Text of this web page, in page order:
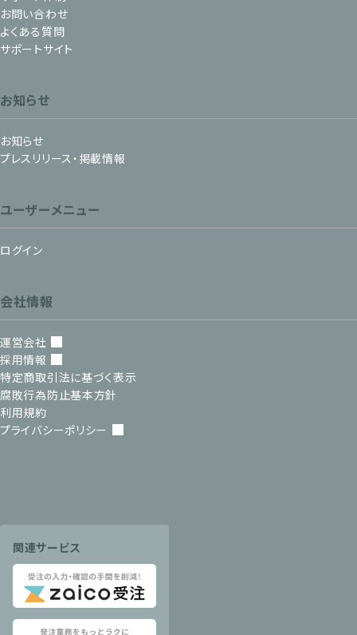
お問い合わせ
よくある質問
サポートサイト
お知らせ
お知らせ
プレスリリース・掲載情報
ユーザーメニュー
ログイン
会社情報
運営会社
採用情報
特定商取引法に基づく表示
腐敗行為防止基本方針
利用規約
プライバシーポリシー
関連サービス